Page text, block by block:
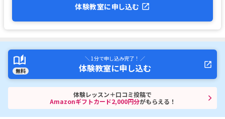
体験教室に申し込む
無料
＼ 1分で申し込み完了！ ／
体験教室に申し込む
体験レッスン＋口コミ投稿で
Amazonギフトカード2,000円分がもらえる！